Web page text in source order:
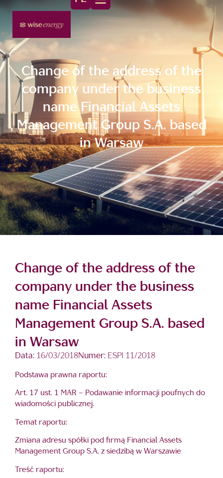
Change of the address of the
company under the business
name Financial Assets
Management Group S.A. based
in Warsaw
Change of the address of the
company under the business
name Financial Assets
Management Group S.A. based
in Warsaw
Data: 16/03/2018Numer: ESPI 11/2018
Podstawa prawna raportu:
Art. 17 ust. 1 MAR – Podawanie informacji poufnych do
wiadomości publicznej.
Temat raportu:
Zmiana adresu spółki pod firmą Financial Assets
Management Group S.A. z siedzibą w Warszawie
Treść raportu: